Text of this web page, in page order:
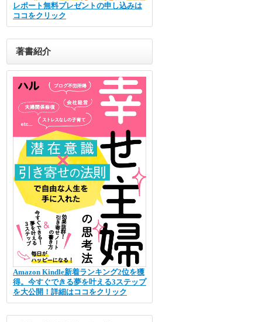
レポート無料プレゼントの申し込みは
ココをクリック
著書紹介
Amazon Kindle新着ランキング2位を獲
得。今すぐできる夢を叶える3ステップ
を大公開！詳細はココをクリック